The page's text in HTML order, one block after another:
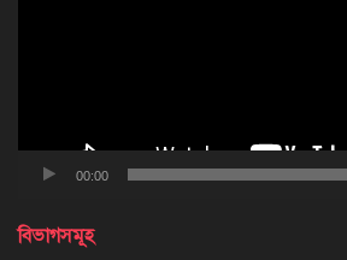
00:00
বিভাগসমূহ